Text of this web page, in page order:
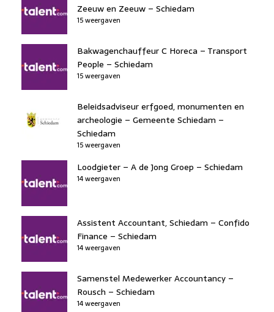
Zeeuw en Zeeuw – Schiedam
15 weergaven
Bakwagenchauffeur C Horeca – Transport
People – Schiedam
15 weergaven
Beleidsadviseur erfgoed, monumenten en
archeologie – Gemeente Schiedam –
Schiedam
15 weergaven
Loodgieter – A de Jong Groep – Schiedam
14 weergaven
Assistent Accountant, Schiedam – Confido
Finance – Schiedam
14 weergaven
Samenstel Medewerker Accountancy –
Rousch – Schiedam
14 weergaven